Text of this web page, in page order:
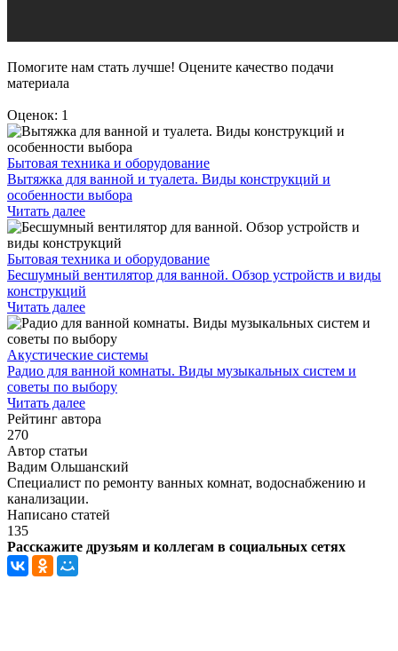
Помогите нам стать лучше! Оцените качество подачи
материала
Оценок: 1
Бытовая техника и оборудование
Вытяжка для ванной и туалета. Виды конструкций и
особенности выбора
Читать далее
Бытовая техника и оборудование
Бесшумный вентилятор для ванной. Обзор устройств и виды
конструкций
Читать далее
Акустические системы
Радио для ванной комнаты. Виды музыкальных систем и
советы по выбору
Читать далее
Рейтинг автора
270
Автор статьи
Вадим Ольшанский
Специалист по ремонту ванных комнат, водоснабжению и
канализации.
Написано статей
135
Расскажите друзьям и коллегам в социальных сетях